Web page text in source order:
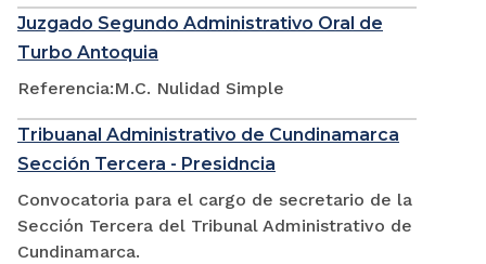
Juzgado Segundo Administrativo Oral de
Turbo Antoquia
Referencia:M.C. Nulidad Simple
Tribuanal Administrativo de Cundinamarca
Sección Tercera - Presidncia
Convocatoria para el cargo de secretario de la
Sección Tercera del Tribunal Administrativo de
Cundinamarca.